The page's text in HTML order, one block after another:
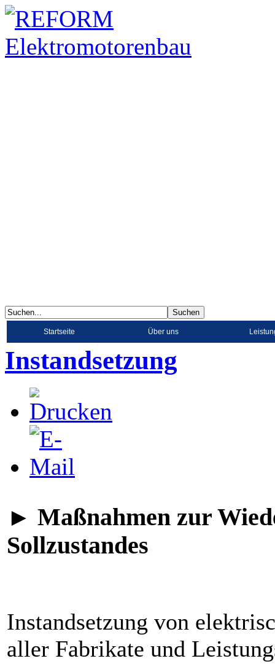
Startseite Über uns
Instandsetzung
► Maßnahmen zur
Sollzustandes
Instandsetzung von
aller Fabrikate und